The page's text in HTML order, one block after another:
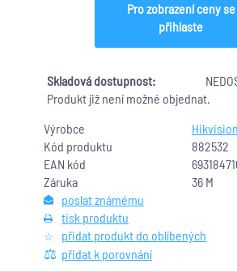
Výrobce
Hikvision
Kód produktu
882532
EAN kód
Záruka
36 M
poslat známému
tisk produktu
přidat produkt do oblíbených
přidat k porovnání
Pro zobrazení ceny se
přihlaste
Skladová dostupnost:
Produkt již není možné objednat.